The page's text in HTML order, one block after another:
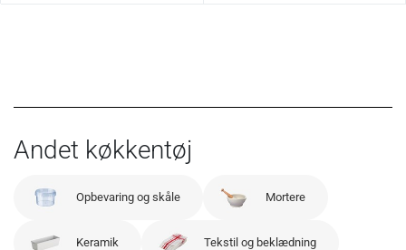
Andet køkkentøj
Opbevaring og skåle Mortere
Keramik Tekstil og beklædning